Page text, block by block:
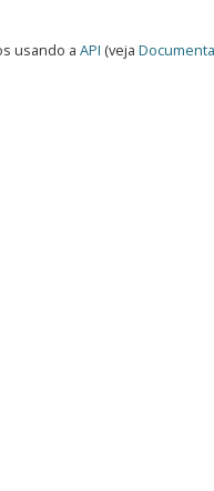
usando a API (veja